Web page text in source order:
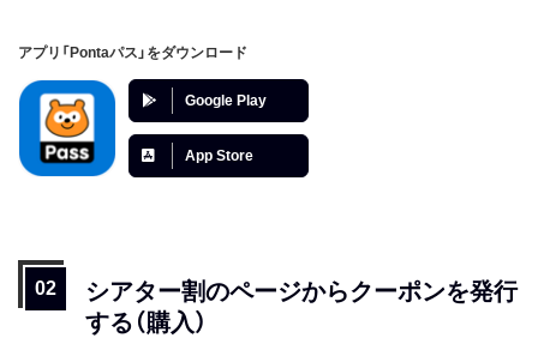
アプリ「Pontaパス」をダウンロード
Google Play
App Store
シアター割のページからクーポンを発行
する（購入）